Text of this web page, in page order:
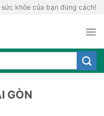
khỏe của bạn đúng cách!
GÒN